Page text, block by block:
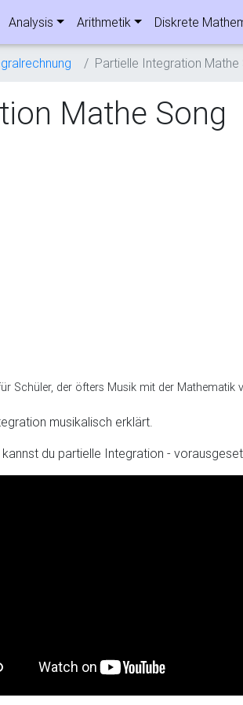
Analysis Arithmetik Diskrete
Partielle Integration Mathe
Mathe Song
Schüler, der öfters Musik mit der
musikalisch erklärt.
du partielle Integration -